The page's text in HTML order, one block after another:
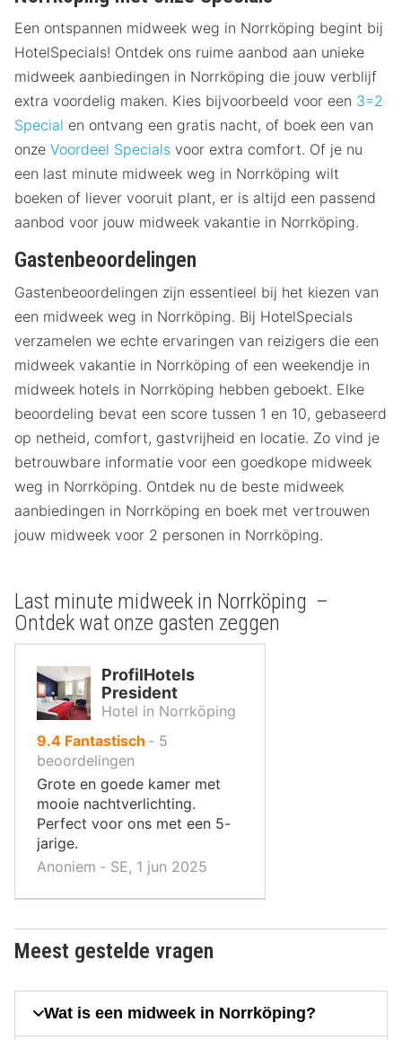
Een ontspannen midweek weg in Norrköping begint bij
HotelSpecials! Ontdek ons ruime aanbod aan unieke
midweek aanbiedingen in Norrköping die jouw verblijf
extra voordelig maken. Kies bijvoorbeeld voor een 3=2
Special en ontvang een gratis nacht, of boek een van
onze Voordeel Specials voor extra comfort. Of je nu
een last minute midweek weg in Norrköping wilt
boeken of liever vooruit plant, er is altijd een passend
aanbod voor jouw midweek vakantie in Norrköping.
Gastenbeoordelingen
Gastenbeoordelingen zijn essentieel bij het kiezen van
een midweek weg in Norrköping. Bij HotelSpecials
verzamelen we echte ervaringen van reizigers die een
midweek vakantie in Norrköping of een weekendje in
midweek hotels in Norrköping hebben geboekt. Elke
beoordeling bevat een score tussen 1 en 10, gebaseerd
op netheid, comfort, gastvrijheid en locatie. Zo vind je
betrouwbare informatie voor een goedkope midweek
weg in Norrköping. Ontdek nu de beste midweek
aanbiedingen in Norrköping en boek met vertrouwen
jouw midweek voor 2 personen in Norrköping.
Last minute midweek in Norrköping –
Ontdek wat onze gasten zeggen
ProfilHotels
President
Hotel in Norrköping
9.4uit
10
,
Fantastisch ‐ 5
beoordelingen
Grote en goede kamer met
mooie nachtverlichting.
Perfect voor ons met een 5-
jarige.
Anoniem ‐ SE, 1 jun 2025
Meest gestelde vragen
Wat is een midweek in Norrköping?